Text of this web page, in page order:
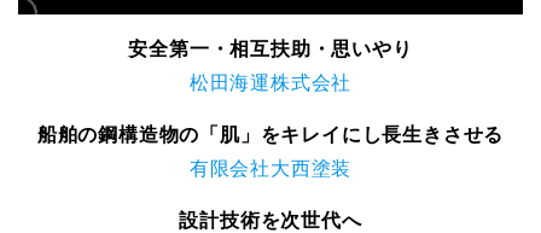
安全第一・相互扶助・思いやり
松田海運株式会社
船舶の鋼構造物の「肌」をキレイにし長生きさせる
有限会社大西塗装
設計技術を次世代へ